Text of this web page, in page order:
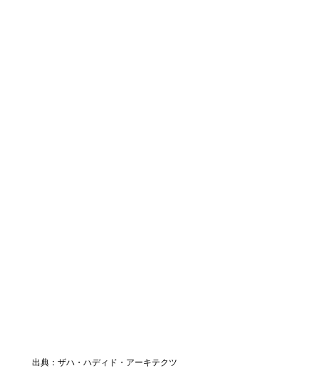
出典：ザハ・ハディド・アーキテクツ